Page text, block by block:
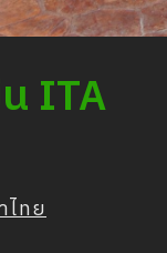
ITA
ไทย